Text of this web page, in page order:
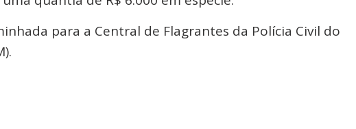
para a Central de Flagrantes da Polícia Civil do